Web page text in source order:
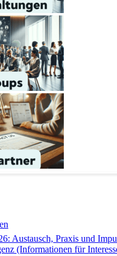
Austausch, Praxis und
(Informationen für